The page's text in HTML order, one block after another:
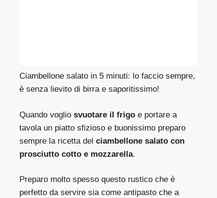
Ciambellone salato in 5 minuti: lo faccio sempre,
è senza lievito di birra e saporitissimo!
Quando vogliosvuotare il frigo e portare a
tavola un piatto sfizioso e buonissimo preparo
sempre la ricetta delciambellone salato con
prosciutto cotto e mozzarella.
Preparo molto spesso questo rustico che è
perfetto da servire sia come antipasto che a